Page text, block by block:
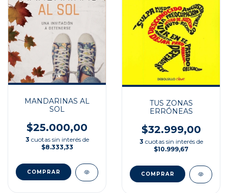
MANDARINAS AL
SOL
$25.000,00
3 cuotas sin interés de
$8.333,33
TUS ZONAS
ERRÓNEAS
$32.999,00
3 cuotas sin interés de
$10.999,67